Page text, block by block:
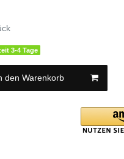
3-4 Tage
den Warenkorb